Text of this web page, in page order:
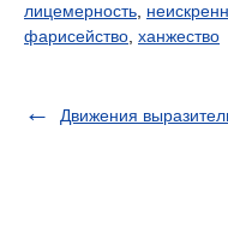
лицемерность
фарисейство ханжество
Движения